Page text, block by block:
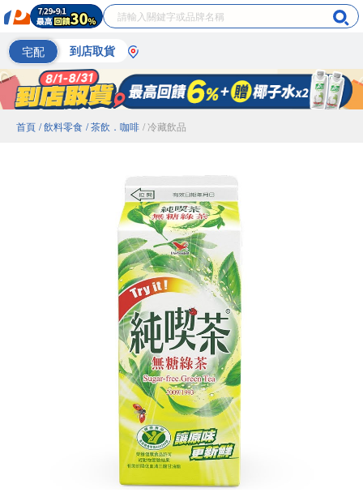
宅配 到店取貨
首頁 / 飲料零食 / 茶飲．咖啡 / 冷藏飲品